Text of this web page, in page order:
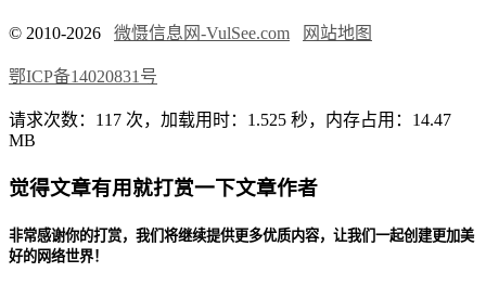
© 2010-2026 微慑信息网-VulSee.com 网站地图
鄂ICP备14020831号
请求次数：117 次，加载用时：1.525 秒，内存占用：14.47
MB
觉得文章有用就打赏一下文章作者
非常感谢你的打赏，我们将继续提供更多优质内容，让我们一起创建更加美
好的网络世界！